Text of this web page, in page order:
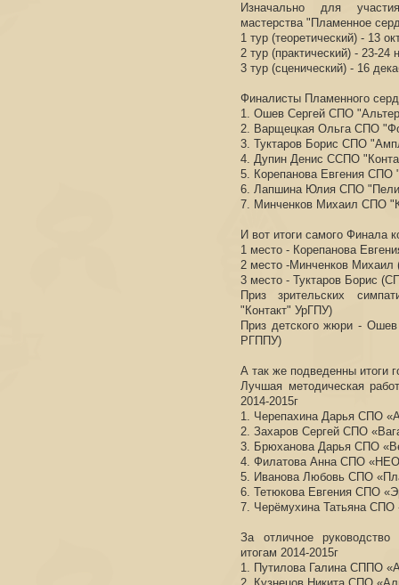
Изначально для
мастерства "Пламенное
1 тур (теоретический) - 13
2 тур (практический) - 23-24
3 тур (сценический) - 16
Финалисты Пламенного
1. Ошев Сергей СПО
2. Варщецкая Ольга СПО
3. Туктаров Борис СПО
4. Дупин Денис ССПО
5. Корепанова Евгения СПО
6. Лапшина Юлия СПО
7. Минченков Михаил СПО
И вот итоги самого Финала
1 место - Корепанова
2 место -Минченков
3 место - Туктаров Борис
Приз зрительских
"Контакт" УрГПУ)
Приз детского жюри -
РГППУ)
А так же подведенны итоги
Лучшая методическая
2014-2015г
1. Черепахина Дарья СПО
2. Захаров Сергей СПО
3. Брюханова Дарья СПО
4. Филатова Анна СПО
5. Иванова Любовь СПО
6. Тетюкова Евгения СПО
7. Черёмухина Татьяна СПО
За отличное руководство
итогам 2014-2015г
1. Путилова Галина СППО